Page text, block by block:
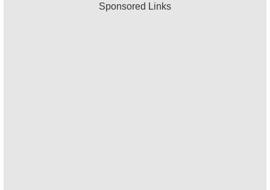
Sponsored Links